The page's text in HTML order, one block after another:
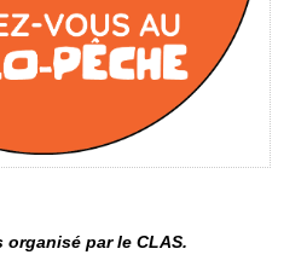
par le CLAS.